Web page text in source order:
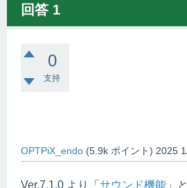
回答 1
0
支持
OPTPiX_endo (5.9k ポイント) 2025
Ver.7.1.0 より「 サウンド機能 」